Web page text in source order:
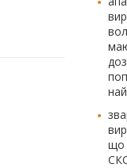
що